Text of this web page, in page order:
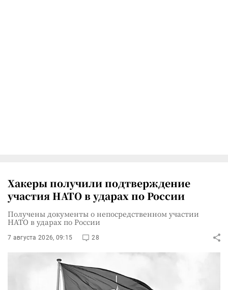
Хакеры получили подтверждение
участия НАТО в ударах по России
Получены документы о непосредственном участии
НАТО в ударах по России
7 августа 2026, 09:15 28